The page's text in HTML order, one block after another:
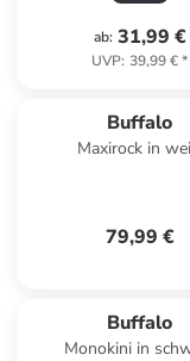
ab: 31,99 €
UVP: 39,99 €*
Buffalo
Maxirock in
79,99 €
Buffalo
Monokini in